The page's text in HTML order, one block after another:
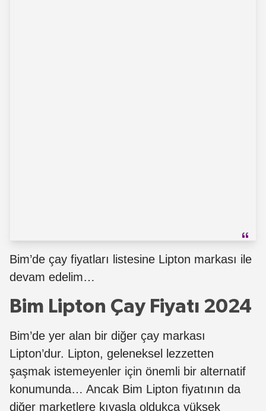
Bim’de çay fiyatları listesine Lipton markası ile
devam edelim…
Bim Lipton Çay Fiyatı 2024
Bim’de yer alan bir diğer çay markası
Lipton’dur. Lipton, geleneksel lezzetten
şaşmak istemeyenler için önemli bir alternatif
konumunda… Ancak Bim Lipton fiyatının da
diğer marketlere kıyasla oldukça yüksek